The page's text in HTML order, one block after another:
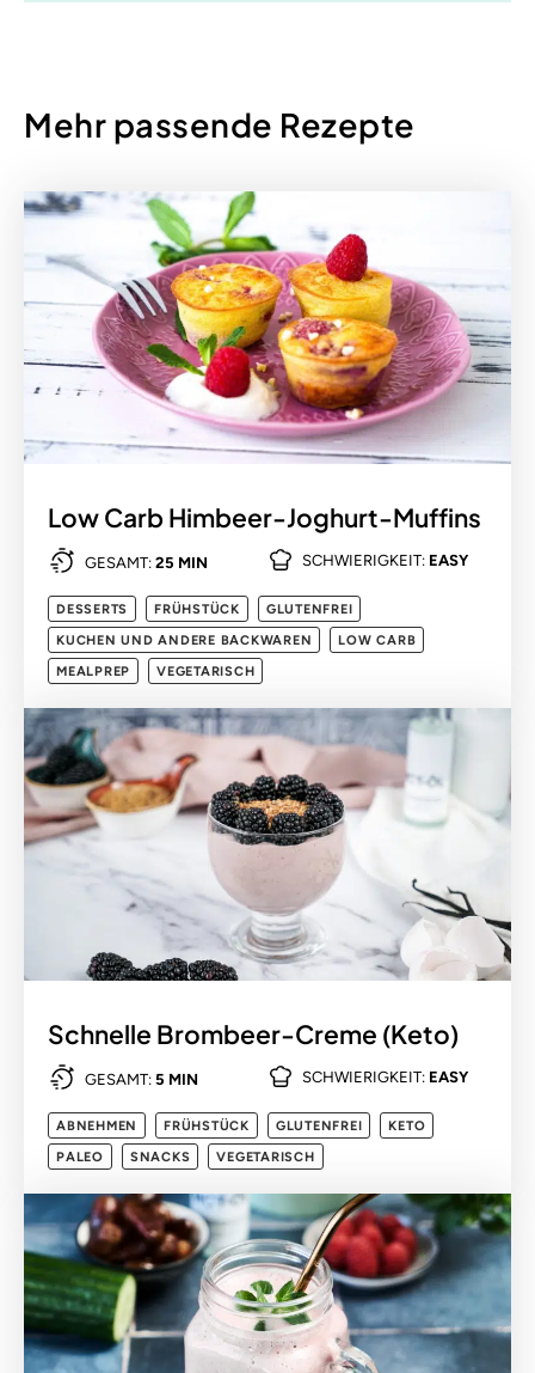
Mehr passende Rezepte
Low Carb Himbeer-Joghurt-Muffins
GESAMT: 25 MIN SCHWIERIGKEIT: EASY
DESSERTS FRÜHSTÜCK
GLUTENFREI
KUCHEN UND ANDERE BACKWAREN
LOW CARB
MEALPREP
VEGETARISCH
Schnelle Brombeer-Creme (Keto)
GESAMT: 5 MIN SCHWIERIGKEIT: EASY
ABNEHMEN FRÜHSTÜCK GLUTENFREI
KETO
PALEO
SNACKS VEGETARISCH